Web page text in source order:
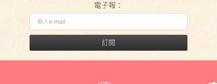
電子報：
訂閱